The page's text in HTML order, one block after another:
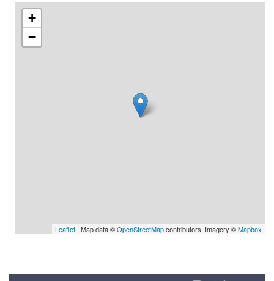
+
−
Leaflet | Map data ©OpenStreetMapcontributors, Imagery ©Mapbox